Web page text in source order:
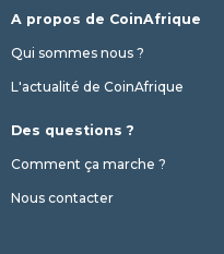
A propos de CoinAfrique
Qui sommes nous ?
L'actualité de CoinAfrique
Des questions ?
Comment ça marche ?
Nous contacter